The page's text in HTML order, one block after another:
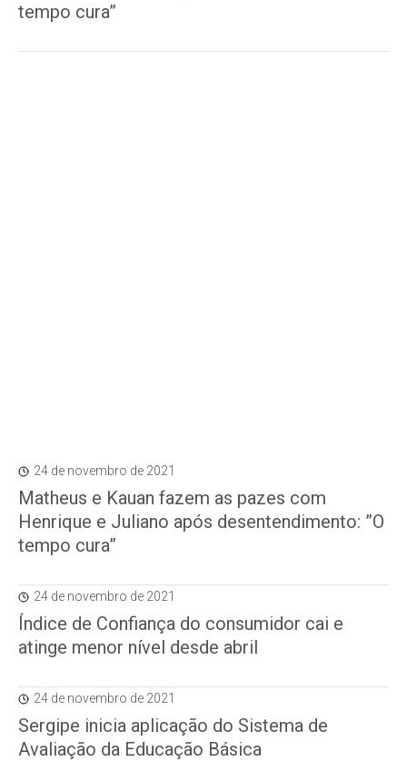
tempo cura”
24 de novembro de 2021
Matheus e Kauan fazem as pazes com
Henrique e Juliano após desentendimento: ”O
tempo cura”
24 de novembro de 2021
Índice de Confiança do consumidor cai e
atinge menor nível desde abril
24 de novembro de 2021
Sergipe inicia aplicação do Sistema de
Avaliação da Educação Básica